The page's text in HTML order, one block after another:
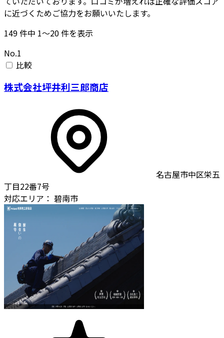
に近づくためご協力をお願いいたします。
149件中 1〜20件を表示
No.1
比較
株式会社坪井利三郎商店
名古屋市中区栄五
丁目22番7号
対応エリア： 碧南市